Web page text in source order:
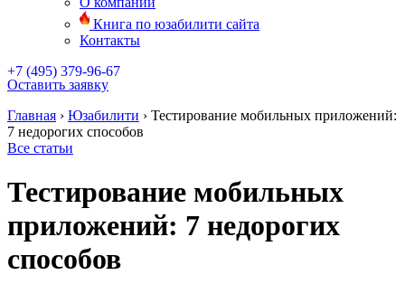
Книга по юзабилити сайта
Контакты
+7 (495) 379-96-67
Оставить заявку
Главная › Юзабилити › Тестирование мобильных приложений:
7 недорогих способов
Все статьи
Тестирование мобильных
приложений: 7 недорогих
способов